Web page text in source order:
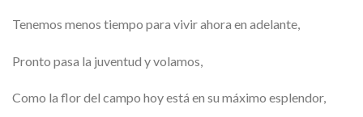
Tenemos menos tiempo para vivir ahora en adelante,
Pronto pasa la juventud y volamos,
Como la flor del campo hoy está en su máximo esplendor,